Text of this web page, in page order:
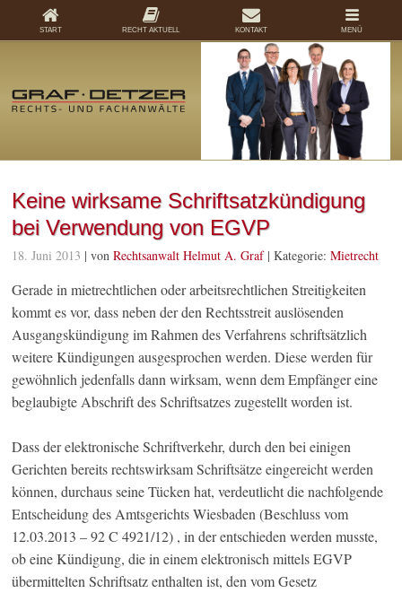
Keine wirksame Schriftsatzkündigung
bei Verwendung von EGVP
18. Juni 2013 | vonRechtsanwalt Helmut A. Graf| Kategorie:Mietrecht
Gerade in mietrechtlichen oder arbeitsrechtlichen Streitigkeiten
kommt es vor, dass neben der den Rechtsstreit auslösenden
Ausgangskündigung im Rahmen des Verfahrens schriftsätzlich
weitere Kündigungen ausgesprochen werden. Diese werden für
gewöhnlich jedenfalls dann wirksam, wenn dem Empfänger eine
beglaubigte Abschrift des Schriftsatzes zugestellt worden ist.
Dass der elektronische Schriftverkehr, durch den bei einigen
Gerichten bereits rechtswirksam Schriftsätze eingereicht werden
können, durchaus seine Tücken hat, verdeutlicht die nachfolgende
Entscheidung des Amtsgerichts Wiesbaden (Beschluss vom
12.03.2013 – 92 C 4921/12) , in der entschieden werden musste,
ob eine Kündigung, die in einem elektronisch mittels EGVP
übermittelten Schriftsatz enthalten ist, den vom Gesetz
START RECHT AKTUELL KONTAKT MENÜ